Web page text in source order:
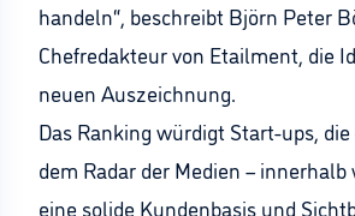
handeln“, beschreibt Björn Peter
Chefredakteur von Etailment, die
neuen Auszeichnung.
Das Ranking würdigt Start-ups,
dem Radar der Medien – innerhalb
eine solide Kundenbasis und